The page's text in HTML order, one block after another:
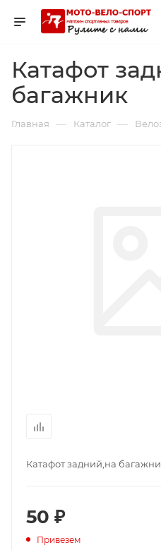
Катафот
багажник
Главная — Каталог —
Катафот задний,на
50 ₽
Привезем